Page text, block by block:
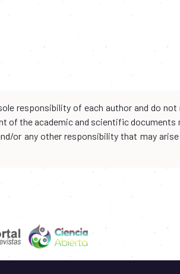
responsibility of each author and do
the academic and scientific documents
or any other responsibility that may